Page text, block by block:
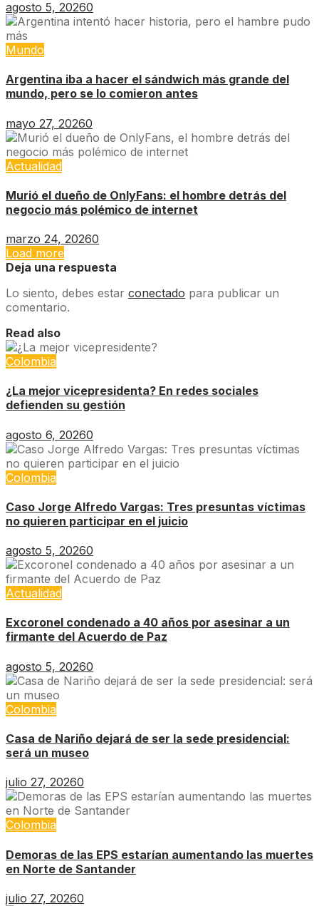
agosto 5, 20260
Mundo
Argentina iba a hacer el sándwich más grande del
mundo, pero se lo comieron antes
mayo 27, 20260
Actualidad
Murió el dueño de OnlyFans: el hombre detrás del
negocio más polémico de internet
marzo 24, 20260
Load more
Deja una respuesta
Lo siento, debes estar conectado para publicar un
comentario.
Read also
Colombia
¿La mejor vicepresidenta? En redes sociales
defienden su gestión
agosto 6, 20260
Colombia
Caso Jorge Alfredo Vargas: Tres presuntas víctimas
no quieren participar en el juicio
agosto 5, 20260
Actualidad
Excoronel condenado a 40 años por asesinar a un
firmante del Acuerdo de Paz
agosto 5, 20260
Colombia
Casa de Nariño dejará de ser la sede presidencial:
será un museo
julio 27, 20260
Colombia
Demoras de las EPS estarían aumentando las muertes
en Norte de Santander
julio 27, 20260